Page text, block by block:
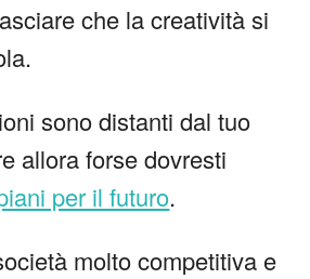
che la creatività si
sono distanti dal tuo
allora forse dovresti
per il futuro.
molto competitiva e